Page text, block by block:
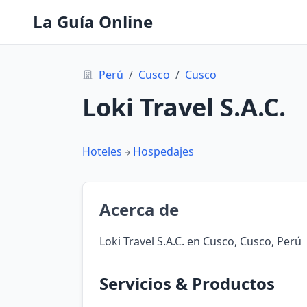
La Guía Online
Perú / Cusco / Cusco
Loki Travel S.A.C.
Hoteles Hospedajes
Acerca de
Loki Travel S.A.C. en Cusco, Cusco, Perú
Servicios & Productos